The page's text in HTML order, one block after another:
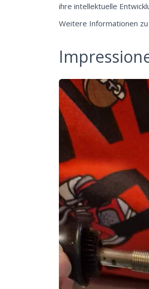
ihre intellektuelle
Weitere Informationen zu